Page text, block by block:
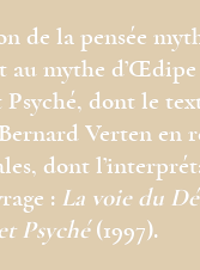
de la pensée
au mythe d’Œdipe
Psyché, dont le
Verten en
dont
: La voie du
Psyché(1997).